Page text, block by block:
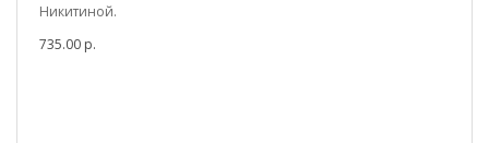
Никитиной.
735.00 р.